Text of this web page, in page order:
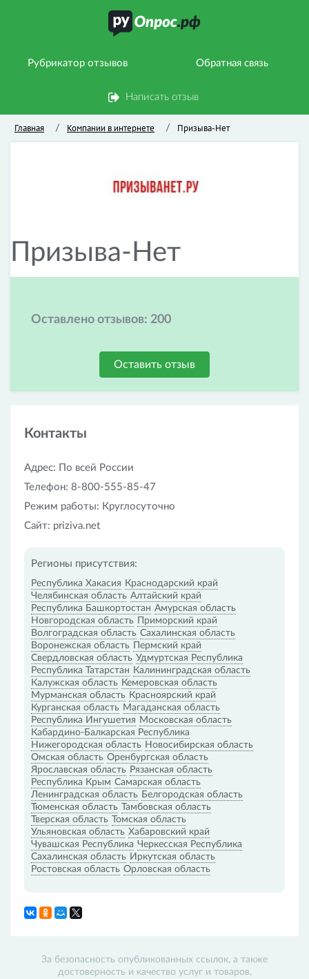
Рубрикатор отзывов Обратная связь
Написать отзыв
Главная / Компании в интернете / Призыва-Нет
Призыва-Нет
Оставлено отзывов: 200
Оставить отзыв
Контакты
Адрес: По всей России
Телефон: 8-800-555-85-47
Режим работы: Круглосуточно
Сайт: priziva.net
Регионы присутствия:
Республика Хакасия Краснодарский край
Челябинская область Алтайский край
Республика Башкортостан Амурская область
Новгородская область
Приморский край
Волгоградская область Сахалинская область
Воронежская область
Пермский край
Свердловская область Удмуртская Республика
Республика Татарстан Калининградская область
Калужская область Кемеровская область
Мурманская область Красноярский край
Курганская область Магаданская область
Республика Ингушетия Московская область
Кабардино-Балкарская Республика
Нижегородская область Новосибирская область
Омская область Оренбургская область
Ярославская область Рязанская область
Республика Крым Самарская область
Ленинградская область Белгородская область
Тюменская область
Тамбовская область
Тверская область
Томская область
Ульяновская область Хабаровский край
Чувашская Республика Черкесская Республика
Сахалинская область Иркутская область
Ростовская область Орловская область
За безопасность опубликованных ссылок, а также
достоверность и качество услуг и товаров,